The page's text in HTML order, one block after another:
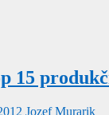
15
Jozef Murarik